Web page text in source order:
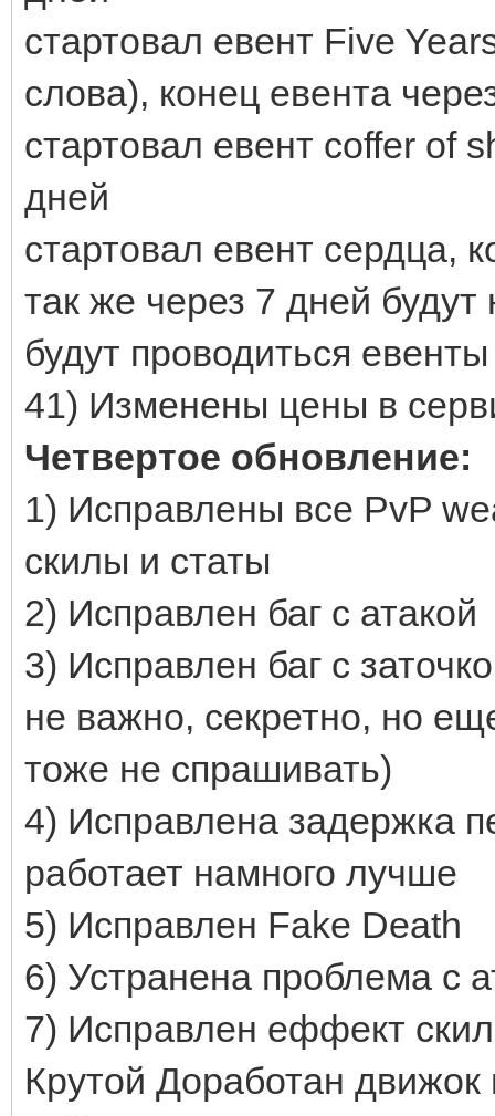
стартовал евент Five
слова), конец евента
стартовал евент coffer of
дней
стартовал евент сердца,
так же через 7 дней
будут проводиться
41) Изменены цены в
Четвертое обновление:
1) Исправлены все PvP
скилы и статы
2) Исправлен баг с атакой
3) Исправлен баг с
не важно, секретно, но
тоже не спрашивать)
4) Исправлена задержка
работает намного лучше
5) Исправлен Fake Death
6) Устранена проблема с
7) Исправлен еффект
Крутой Доработан движок